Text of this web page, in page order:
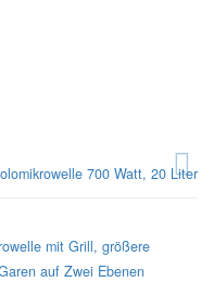
700 Watt, 20 Liter
mit Grill, größere
auf Zwei Ebenen